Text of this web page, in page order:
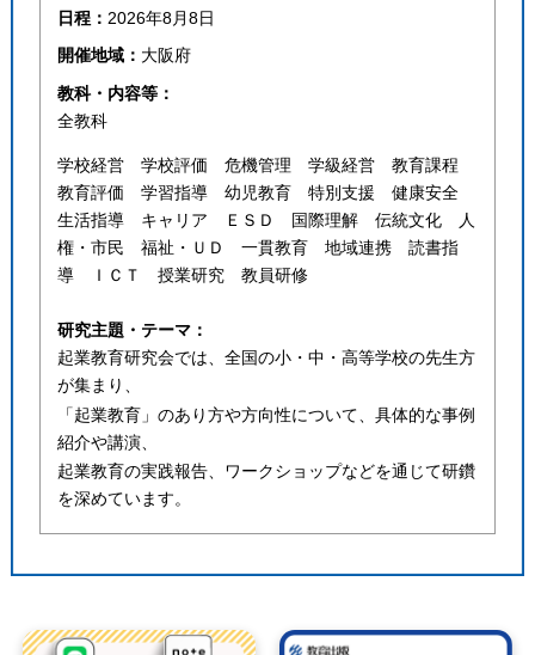
日程： 2026年8月8日
開催地域： 大阪府
教科・内容等：
全教科
学校経営 学校評価 危機管理 学級経営 教育課程
教育評価 学習指導 幼児教育 特別支援 健康安全
生活指導 キャリア ＥＳＤ 国際理解 伝統文化 人
権・市民 福祉・ＵＤ 一貫教育 地域連携 読書指
導 ＩＣＴ 授業研究 教員研修
研究主題・テーマ：
起業教育研究会では、全国の小・中・高等学校の先生方
が集まり、
「起業教育」のあり方や方向性について、具体的な事例
紹介や講演、
起業教育の実践報告、ワークショップなどを通じて研鑽
を深めています。